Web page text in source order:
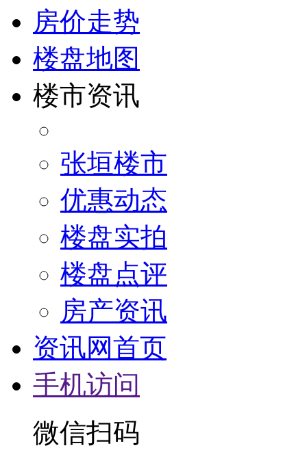
房价走势
楼盘地图
楼市资讯
张垣楼市
优惠动态
楼盘实拍
楼盘点评
房产资讯
资讯网首页
手机访问
微信扫码